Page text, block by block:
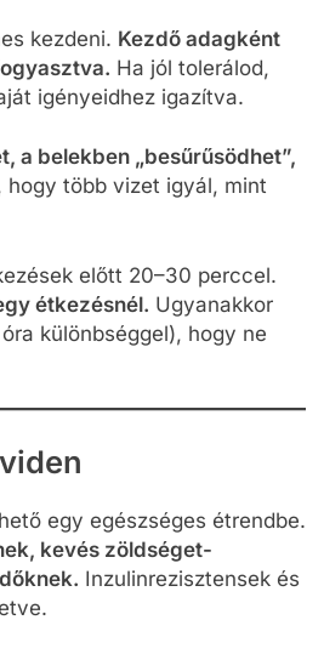
kezdeni. Kezdő adagként
Ha jól tolerálod,
igényeidhez igazítva.
a belekben „besűrűsödhet”,
hogy több vizet igyál, mint
előtt 20–30 perccel.
étkezésnél. Ugyanakkor
különbséggel), hogy ne
egy egészséges étrendbe.
kevés zöldséget-
Inzulinrezisztensek és